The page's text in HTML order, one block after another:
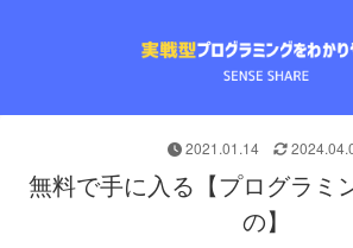
2021.01.14
無料で手に入る【プログラミ
の】